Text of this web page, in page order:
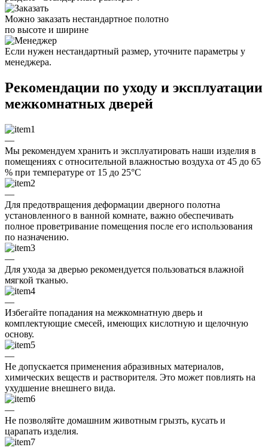
Можно заказать нестандартное полотно
по высоте и ширине
Если нужен нестандартный размер, уточните параметры у
менеджера.
Рекомендации по уходу и эксплуатации
межкомнатных дверей
—
Мы рекомендуем хранить и эксплуатировать наши изделия в
помещениях с относительной влажностью воздуха от 45 до 65
% при температуре от 15 до 25°C
—
Для предотвращения деформации дверного полотна
установленного в ванной комнате, важно обеспечивать
полное проветривание помещения после его использования
по назначению.
—
Для ухода за дверью рекомендуется пользоваться влажной
мягкой тканью.
—
Избегайте попадания на межкомнатную дверь и
комплектующие смесей, имеющих кислотную и щелочную
основу.
—
Не допускается применения абразивных материалов,
химических веществ и растворителя. Это может повлиять на
ухудшение внешнего вида.
—
Не позволяйте домашним животным грызть, кусать и
царапать изделия.